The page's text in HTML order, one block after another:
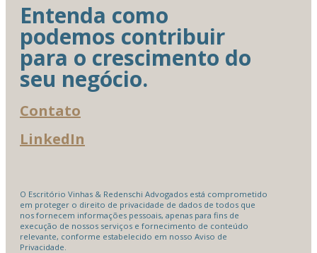
Entenda como
podemos contribuir
para o crescimento do
seu negócio.
Contato
LinkedIn
O Escritório Vinhas & Redenschi Advogados está comprometido
em proteger o direito de privacidade de dados de todos que
nos fornecem informações pessoais, apenas para fins de
execução de nossos serviços e fornecimento de conteúdo
relevante, conforme estabelecido em nosso Aviso de
Privacidade.